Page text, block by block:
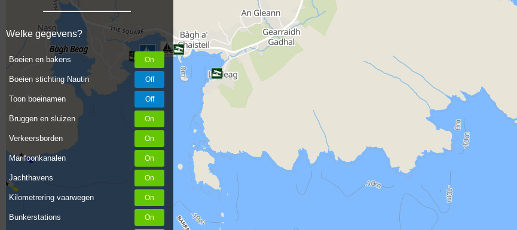
Welke gegevens?
Boeien en bakens
Boeien stichting Nautin
Toon boeinamen
Bruggen en sluizen
Verkeersborden
Marifoonkanalen
Jachthavens
Kilometrering vaarwegen
Bunkerstations